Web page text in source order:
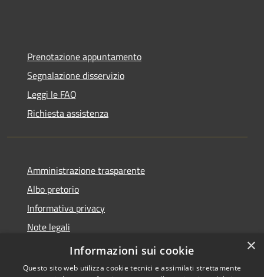
Prenotazione appuntamento
Segnalazione disservizio
Leggi le FAQ
Richiesta assistenza
Amministrazione trasparente
Albo pretorio
Informativa privacy
Note legali
Dichiarazione di accessibilità
×
Informazioni sui cookie
Questo sito web utilizza cookie tecnici e assimilati strettamente